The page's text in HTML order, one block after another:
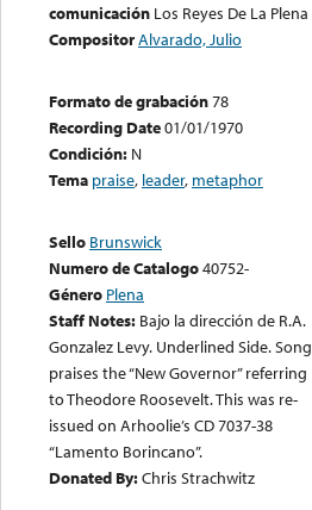
comunicación Los Reyes De La Plena
CompositorAlvarado, Julio
Formato de grabación78
Recording Date01/01/1970
Condición: N
Tema praise, leader, metaphor
Sello Brunswick
Numero de Catalogo40752-
Género Plena
Staff Notes: Bajo la dirección de R.A.
Gonzalez Levy. Underlined Side. Song
praises the “New Governor” referring
to Theodore Roosevelt. This was re-
issued on Arhoolie’s CD 7037-38
“Lamento Borincano”.
Donated By:Chris Strachwitz